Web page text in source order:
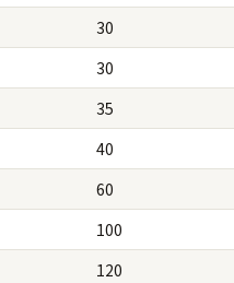
30
30
35
40
60
100
120